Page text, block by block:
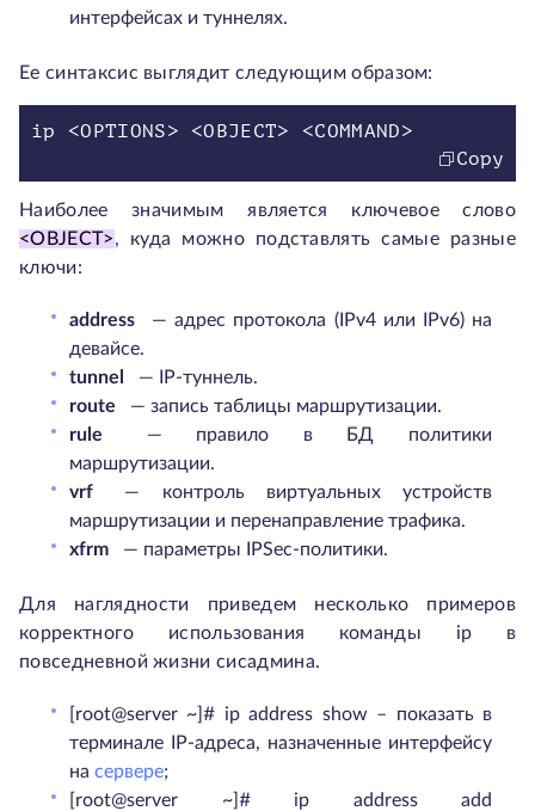
интерфейсах и туннелях.
Ее синтаксис выглядит следующим образом:
Copy
Наиболее значимым является ключевое слово
<OBJECT>, куда можно подставлять самые разные
ключи:
address
— адрес протокола (IPv4 или IPv6) на
девайсе.
tunnel
— IP-туннель.
route
— запись таблицы маршрутизации.
rule
— правило в БД политики
маршрутизации.
vrf
— контроль виртуальных устройств
маршрутизации и перенаправление трафика.
xfrm
— параметры IPSec-политики.
Для наглядности приведем несколько примеров
корректного использования команды ip в
повседневной жизни сисадмина.
[root@server ~]# ip address show – показать в
терминале IP-адреса, назначенные интерфейсу
на сервере;
[root@server ~]# ip address add